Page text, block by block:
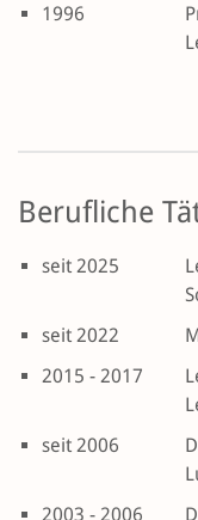
1996
Berufliche
seit 2025
seit 2022
2015 - 2017
seit 2006
2003 - 2006